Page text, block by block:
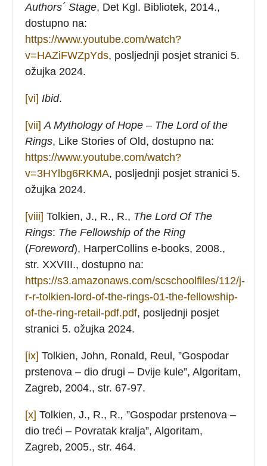
Authors´ Stage, Det Kgl. Bibliotek, 2014.,
dostupno na:
https://www.youtube.com/watch?
v=HAZiFWZpYds, posljednji posjet stranici 5.
ožujka 2024.
[vi] Ibid.
[vii] A Mythology of Hope – The Lord of the
Rings, Like Stories of Old, dostupno na:
https://www.youtube.com/watch?
v=3HYlbg6RKMA, posljednji posjet stranici 5.
ožujka 2024.
[viii] Tolkien, J., R., R., The Lord Of The
Rings: The Fellowship of the Ring
(Foreword), HarperCollins e-books, 2008.,
str. XXVIII., dostupno na:
https://s3.amazonaws.com/scschoolfiles/112/j-
r-r-tolkien-lord-of-the-rings-01-the-fellowship-
of-the-ring-retail-pdf.pdf, posljednji posjet
stranici 5. ožujka 2024.
[ix] Tolkien, John, Ronald, Reul, ”Gospodar
prstenova – dio drugi – Dvije kule”, Algoritam,
Zagreb, 2004., str. 67-97.
[x] Tolkien, J., R., R.,”Gospodar prstenova –
dio treći – Povratak kralja”, Algoritam,
Zagreb, 2005., str. 464.